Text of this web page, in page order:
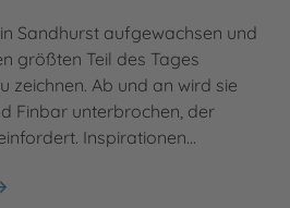
Sandhurst aufgewachsen und
größten Teil des Tages
zeichnen. Ab und an wird sie
Finbar unterbrochen, der
Inspirationen…